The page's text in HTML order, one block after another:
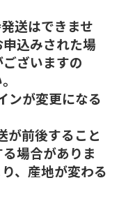
送はできませ
込みされた場
ざいますの
ンが変更になる
が前後すること
場合がありま
、産地が変わる